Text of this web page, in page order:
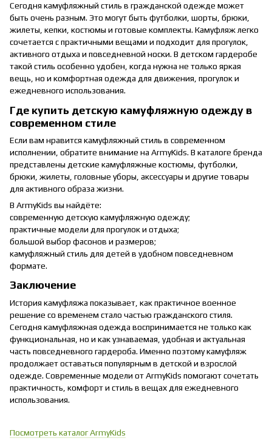
Сегодня камуфляжный стиль в гражданской одежде может
быть очень разным. Это могут быть футболки, шорты, брюки,
жилеты, кепки, костюмы и готовые комплекты. Камуфляж легко
сочетается с практичными вещами и подходит для прогулок,
активного отдыха и повседневной носки. В детском гардеробе
такой стиль особенно удобен, когда нужна не только яркая
вещь, но и комфортная одежда для движения, прогулок и
ежедневного использования.
Где купить детскую камуфляжную одежду в
современном стиле
Если вам нравится камуфляжный стиль в современном
исполнении, обратите внимание на ArmyKids. В каталоге бренда
представлены детские камуфляжные костюмы, футболки,
брюки, жилеты, головные уборы, аксессуары и другие товары
для активного образа жизни.
В ArmyKids вы найдёте:
современную детскую камуфляжную одежду;
практичные модели для прогулок и отдыха;
большой выбор фасонов и размеров;
камуфляжный стиль для детей в удобном повседневном
формате.
Заключение
История камуфляжа показывает, как практичное военное
решение со временем стало частью гражданского стиля.
Сегодня камуфляжная одежда воспринимается не только как
функциональная, но и как узнаваемая, удобная и актуальная
часть повседневного гардероба. Именно поэтому камуфляж
продолжает оставаться популярным в детской и взрослой
одежде. Современные модели от ArmyKids помогают сочетать
практичность, комфорт и стиль в вещах для ежедневного
использования.
Посмотреть каталог ArmyKids